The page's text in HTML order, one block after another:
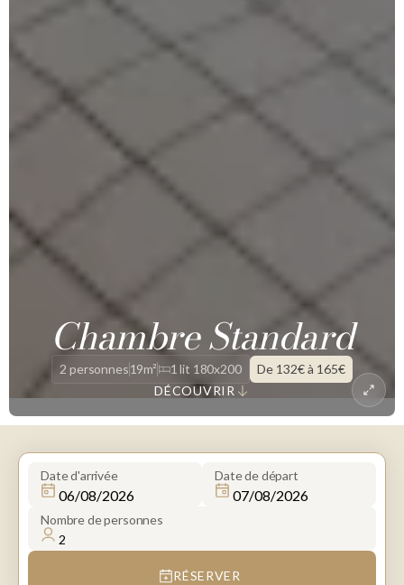
Chambre Standard
2 personnes19m² 1 lit 180x200
De 132€ à 165€
DÉCOUVRIR
Date d'arrivée Date de départ
Nombre de personnes
RÉSERVER